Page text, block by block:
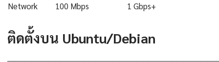
Network 100 Mbps 1 Gbps+
ติดตั้งบน Ubuntu/Debian